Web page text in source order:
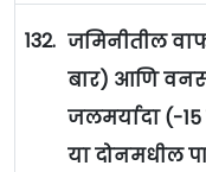
132. जमिनीतील
बार) आणि
जलमर्यादा (-15
या दोनमधील